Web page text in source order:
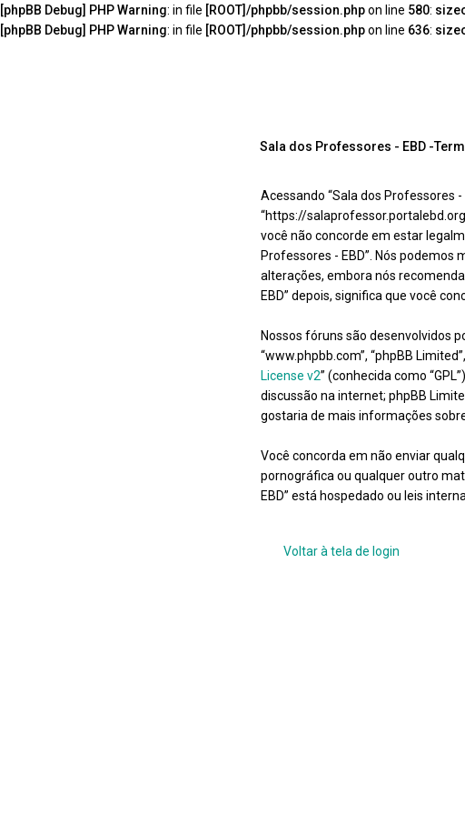
[phpBB Debug] PHP Warning: in file [ROOT]/phpbb/session.phpon line 580:
[phpBB Debug] PHP Warning: in file [ROOT]/phpbb/session.phpon line 636:
Sala dos Professores - EBD -
Acessando “Sala dos Professores -
“https://
você não concorde em estar
Professores - EBD”. Nós
alterações, embora nós
EBD” depois, significa que você
Nossos fóruns são desenvolvidos
“www.phpbb.com”, “phpBB
License v2” (conhecida como
discussão na internet; phpBB
gostaria de mais informações
Você concorda em não enviar
pornográfica ou qualquer outro
EBD” está hospedado ou leis
Professores - EBD” tem o direito
Voltar à tela de login